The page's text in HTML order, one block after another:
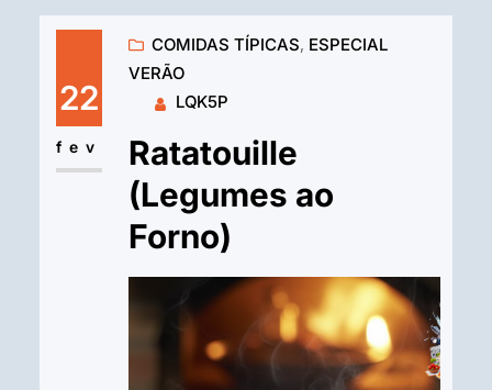
22
fev
COMIDAS TÍPICAS, ESPECIAL
VERÃO
LQK5P
Ratatouille
(Legumes ao
Forno)